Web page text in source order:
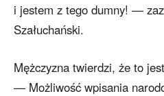
i jestem z tego dumny! —
Szałuchański.
Mężczyzna twierdzi, że to
— Możliwość wpisania